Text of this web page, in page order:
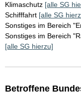
Klimaschutz [alle SG
Schifffahrt [alle SG
Sonstiges im Bereich
Sonstiges im Bereich
[alle SG hierzu]
Betroffene